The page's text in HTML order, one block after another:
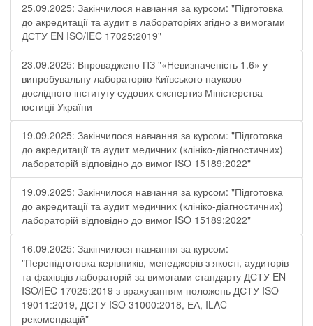
25.09.2025: Закінчилося навчання за курсом: "Підготовка
до акредитації та аудит в лабораторіях згідно з вимогами
ДСТУ EN ISO/IEC 17025:2019"
23.09.2025: Впроваджено ПЗ "«Невизначеність 1.6» у
випробувальну лабораторію Київського науково-
дослідного інституту судових експертиз Міністерства
юстиції України
19.09.2025: Закінчилося навчання за курсом: "Підготовка
до акредитації та аудит медичних (клініко-діагностичних)
лабораторій відповідно до вимог ISO 15189:2022"
19.09.2025: Закінчилося навчання за курсом: "Підготовка
до акредитації та аудит медичних (клініко-діагностичних)
лабораторій відповідно до вимог ISO 15189:2022"
16.09.2025: Закінчилося навчання за курсом:
"Перепідготовка керівників, менеджерів з якості, аудиторів
та фахівців лабораторій за вимогами стандарту ДСТУ EN
ISO/IEC 17025:2019 з врахуванням положень ДСТУ ISO
19011:2019, ДСТУ ISO 31000:2018, ЕА, ILAC-
рекомендацій"